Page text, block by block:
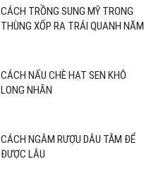
CÁCH TRỒNG SUNG MỸ TRONG
THÙNG XỐP RA TRÁI QUANH NĂM
CÁCH NẤU CHÈ HẠT SEN KHÔ
LONG NHÃN
CÁCH NGÂM RƯỢU DÂU TẰM ĐỂ
ĐƯỢC LÂU